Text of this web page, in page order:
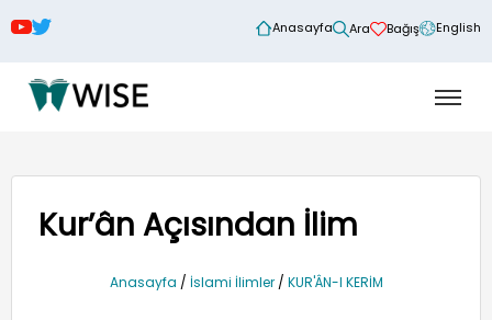
Anasayfa Ara Bağış English
Kur’ân Açısından İlim
Anasayfa / İslami İlimler/ KUR'ÂN-I KERİM